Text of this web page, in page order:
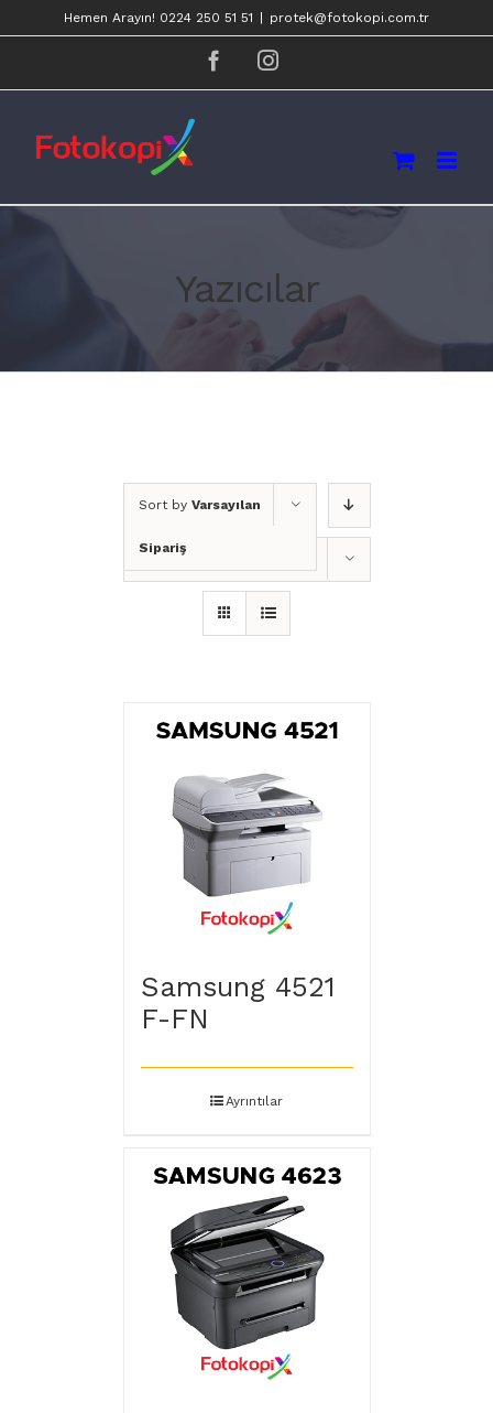
Hemen Arayın! 0224 250 51 51 protek@fotokopi.com.tr
facebookinstagram
Yazıcılar
Sort by Varsayılan
Sipariş
Show 12 Products
Samsung 4521
F-FN
Ayrıntılar